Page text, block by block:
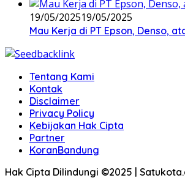
19/05/202519/05/2025
Mau Kerja di PT Epson, Denso,
Tentang Kami
Kontak
Disclaimer
Privacy Policy
Kebijakan Hak Cipta
Partner
KoranBandung
Hak Cipta Dilindungi ©2025 |